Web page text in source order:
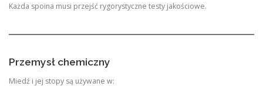
Każda spoina musi przejść rygorystyczne testy jakościowe.
Przemysł chemiczny
Miedź i jej stopy są używane w: